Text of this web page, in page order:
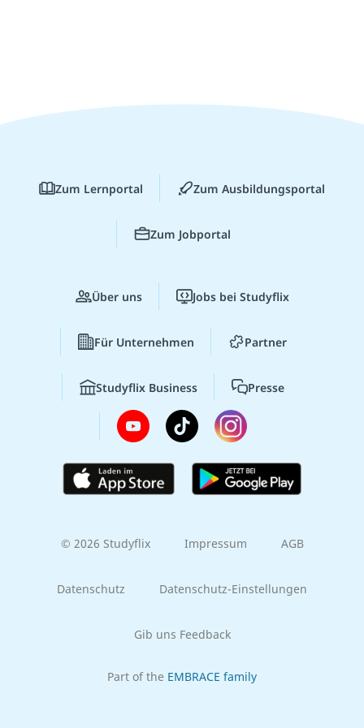
Zum Lernportal Zum Ausbildungsportal
Zum Jobportal
Über uns Jobs bei Studyflix
Für Unternehmen Partner
Studyflix Business Presse
© 2026 Studyflix Impressum AGB
Datenschutz Datenschutz-Einstellungen
Gib uns Feedback
Part of the EMBRACE family